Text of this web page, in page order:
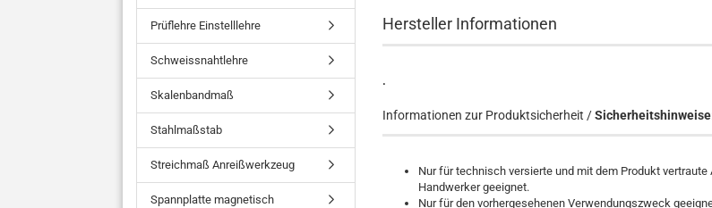
Hersteller Informationen
.
Informationen zur Produktsicherheit /Sicherheitshinweise
Nur für technisch versierte und mit dem Produkt vertraute
Handwerker geeignet.
Nur für den vorhergesehenen Verwendungszweck
Prüflehre Einstelllehre
Schweissnahtlehre
Skalenbandmaß
Stahlmaßstab
Streichmaß Anreißwerkzeug
Spannplatte magnetisch